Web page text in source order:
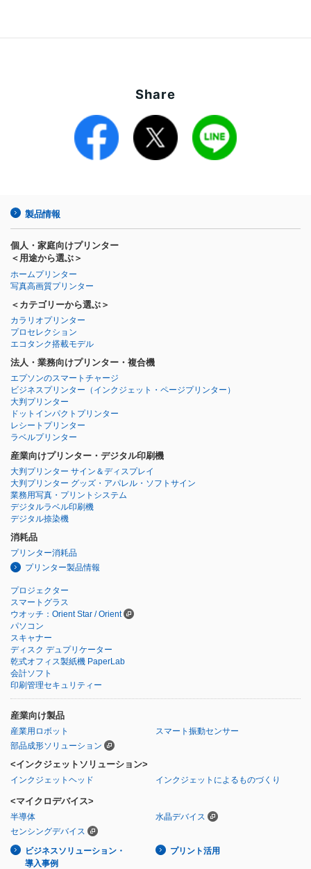
Share
製品情報
個人・家庭向けプリンター
＜用途から選ぶ＞
ホームプリンター
写真高画質プリンター
＜カテゴリーから選ぶ＞
カラリオプリンター
プロセレクション
エコタンク搭載モデル
法人・業務向けプリンター・複合機
エプソンのスマートチャージ
ビジネスプリンター （インクジェット・ページプリンター）
大判プリンター
ドットインパクトプリンター
レシートプリンター
ラベルプリンター
産業向けプリンター・デジタル印刷機
大判プリンター サイン＆ディスプレイ
大判プリンター グッズ・アパレル・ソフトサイン
業務用写真・プリントシステム
デジタルラベル印刷機
デジタル捺染機
消耗品
プリンター消耗品
プリンター製品情報
プロジェクター
スマートグラス
ウオッチ：Orient Star / Orient
パソコン
スキャナー
ディスク デュプリケーター
乾式オフィス製紙機 PaperLab
会計ソフト
印刷管理セキュリティー
産業向け製品
産業用ロボット
スマート振動センサー
部品成形ソリューション
<インクジェットソリューション>
インクジェットヘッド インクジェットによるものづくり
<マイクロデバイス>
半導体
水晶デバイス
センシングデバイス
ビジネスソリューション・
導入事例
プリント活用